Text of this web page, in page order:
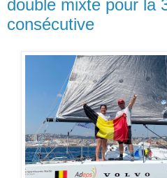
double mixte pour la
consécutive